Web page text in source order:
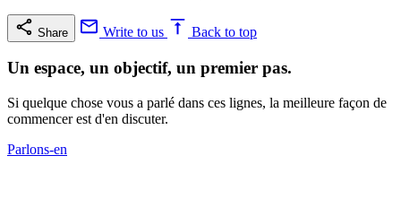
Share Write to us Back to top
Un espace, un objectif, un premier pas.
Si quelque chose vous a parlé dans ces lignes, la meilleure façon de
commencer est d'en discuter.
Parlons-en